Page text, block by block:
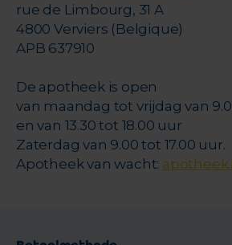
rue de Limbourg, 31 A
4800 Verviers (Belgique)
APB 637910
De apotheek is open
van maandag tot vrijdag van
en van 13.30 tot 18.00 uur
Zaterdag van 9.00 tot 17.00 uur.
Apotheek van wacht: